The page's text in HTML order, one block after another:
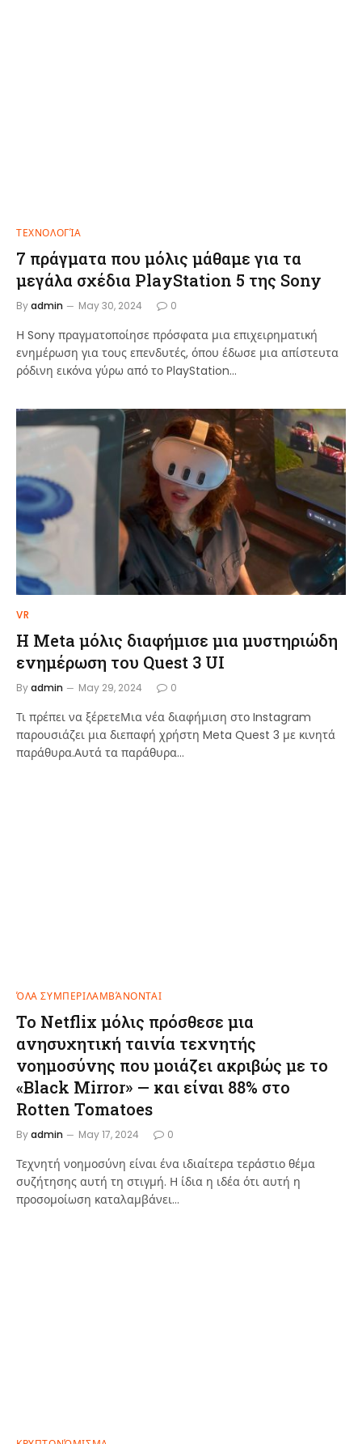
ΤΕΧΝΟΛΟΓΊΑ
7 πράγματα που μόλις μάθαμε για τα
μεγάλα σχέδια PlayStation 5 της Sony
Byadmin May 30, 2024 0
Η Sony πραγματοποίησε πρόσφατα μια επιχειρηματική
ενημέρωση για τους επενδυτές, όπου έδωσε μια απίστευτα
ρόδινη εικόνα γύρω από το PlayStation…
VR
Η Meta μόλις διαφήμισε μια μυστηριώδη
ενημέρωση του Quest 3 UI
Byadmin May 29, 2024 0
Τι πρέπει να ξέρετεΜια νέα διαφήμιση στο Instagram
παρουσιάζει μια διεπαφή χρήστη Meta Quest 3 με κινητά
παράθυρα.Αυτά τα παράθυρα…
ΌΛΑ ΣΥΜΠΕΡΙΛΑΜΒΆΝΟΝΤΑΙ
Το Netflix μόλις πρόσθεσε μια
ανησυχητική ταινία τεχνητής
νοημοσύνης που μοιάζει ακριβώς με το
«Black Mirror» — και είναι 88% στο
Rotten Tomatoes
Byadmin May 17, 2024 0
Τεχνητή νοημοσύνη είναι ένα ιδιαίτερα τεράστιο θέμα
συζήτησης αυτή τη στιγμή. Η ίδια η ιδέα ότι αυτή η
προσομοίωση καταλαμβάνει…